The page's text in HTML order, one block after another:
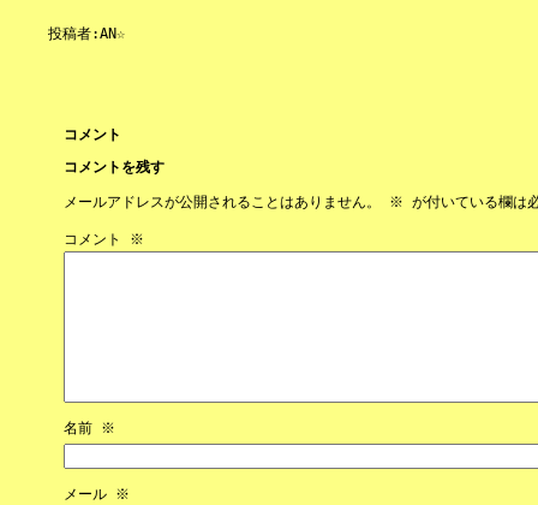
投稿者:AN☆
コメント
コメントを残す
メールアドレスが公開されることはありません。 ※ が付いている欄は
コメント ※
名前 ※
メール ※